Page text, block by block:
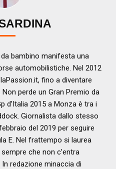
bambino manifesta una
automobilistiche. Nel 2012
fino a diventare
perde un Gran Premio da
d’Italia 2015 a Monza è tra i
Giornalista dallo stesso
del 2019 per seguire
E. Nel frattempo si laurea
che non c’entra
redazione minaccia di